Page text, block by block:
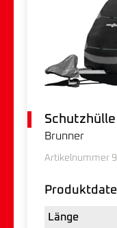
Brunner
Artikelnummer
Länge